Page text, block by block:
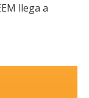
llega a